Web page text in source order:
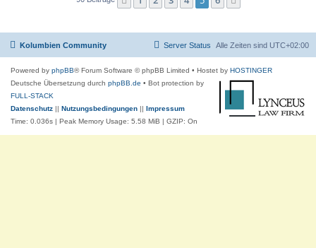
Kolumbien Community Alle Zeiten sind UTC+02:00
Server Status
Powered by phpBB® Forum Software © phpBB Limited • Hostet by HOSTINGER
Deutsche Übersetzung durch phpBB.de • Bot protection by
FULL-STACK
Datenschutz || Nutzungsbedingungen || Impressum
Time: 0.036s | Peak Memory Usage: 5.58 MiB | GZIP: On